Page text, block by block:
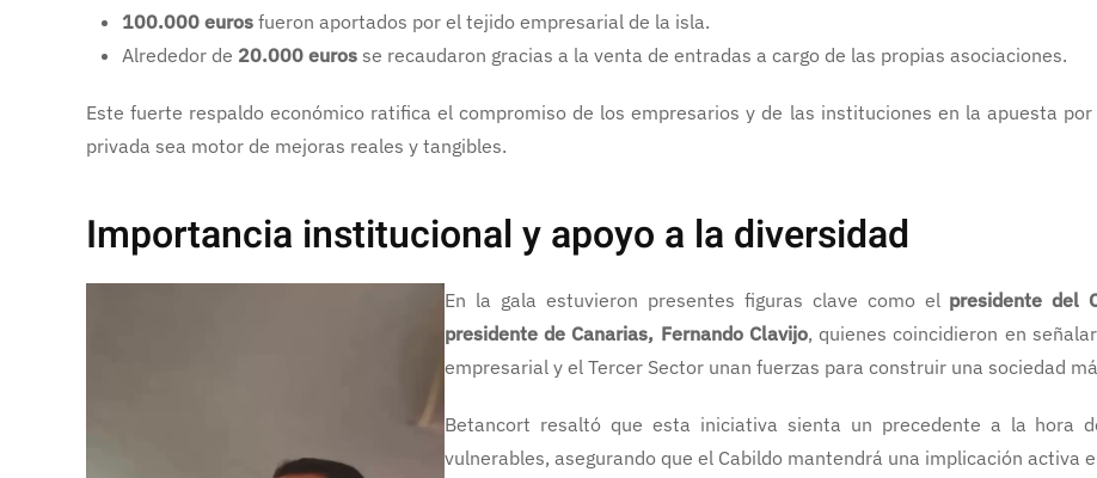
100.000 euros fueron aportados por el tejido empresarial de la isla.
Alrededor de 20.000 euros se recaudaron gracias a la venta de entradas a cargo de las propias asociaciones.
Este fuerte respaldo económico ratifica el compromiso de los empresarios y de las instituciones en la apuesta
privada sea motor de mejoras reales y tangibles.
Importancia institucional y apoyo a la diversidad
En la gala estuvieron presentes figuras clave como el presidente del
presidente de Canarias, Fernando Clavijo, quienes coincidieron en
empresarial y el Tercer Sector unan fuerzas para construir una sociedad
Betancort resaltó que esta iniciativa sienta un precedente a la hora
vulnerables, asegurando que el Cabildo mantendrá una implicación activa